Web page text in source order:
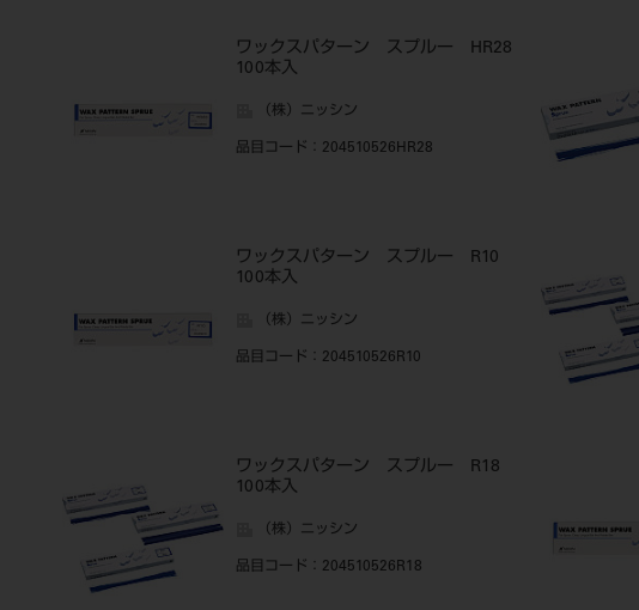
ワックスパターン スプルー HR28
100本入
（株）ニッシン
品目コード ：204510526HR28
ワックスパターン スプルー R10
100本入
（株）ニッシン
品目コード ：204510526R10
ワックスパターン スプルー R18
100本入
（株）ニッシン
品目コード ：204510526R18